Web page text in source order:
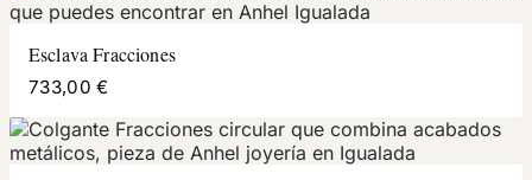
Esclava Fracciones
733,00 €